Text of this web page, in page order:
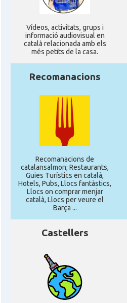
Ví­deos, activitats, grups i
informació audiovisual en
català relacionada amb els
més petits de la casa.
Recomanacions
Recomanacions de
catalansalmon; Restaurants,
Guies Turístics en català,
Hotels, Pubs, Llocs fantàstics,
Llocs on comprar menjar
català, Llocs per veure el
Barça ...
Castellers